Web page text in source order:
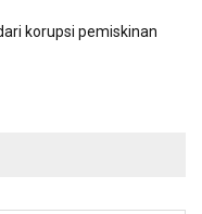
korupsi pemiskinan